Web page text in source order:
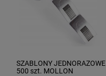
SZABLONY JEDNORAZOWE
500 szt. MOLLON